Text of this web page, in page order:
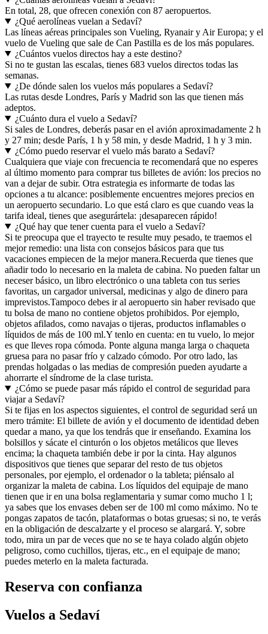
En total, 28, que ofrecen conexión con 87 aeropuertos.
¿Qué aerolíneas vuelan a Sedaví?
Las líneas aéreas principales son Vueling, Ryanair y Air Europa; y el
vuelo de Vueling que sale de Can Pastilla es de los más populares.
¿Cuántos vuelos directos hay a este destino?
Si no te gustan las escalas, tienes 683 vuelos directos todas las
semanas.
¿De dónde salen los vuelos más populares a Sedaví?
Las rutas desde Londres, París y Madrid son las que tienen más
adeptos.
¿Cuánto dura el vuelo a Sedaví?
Si sales de Londres, deberás pasar en el avión aproximadamente 2 h
y 27 min; desde París, 1 h y 58 min, y desde Madrid, 1 h y 3 min.
¿Cómo puedo reservar el vuelo más barato a Sedaví?
Cualquiera que viaje con frecuencia te recomendará que no esperes
al último momento para comprar tus billetes de avión: los precios no
van a dejar de subir. Otra estrategia es informarte de todas las
opciones a tu alcance: posiblemente encuentres mejores precios en
un aeropuerto secundario. Lo que está claro es que cuando veas la
tarifa ideal, tienes que asegurártela: ¡desaparecen rápido!
¿Qué hay que tener cuenta para el vuelo a Sedaví?
Si te preocupa que el trayecto te resulte muy pesado, te traemos el
mejor remedio: una lista con consejos básicos para que tus
vacaciones empiecen de la mejor manera.Recuerda que tienes que
añadir todo lo necesario en la maleta de cabina. No pueden faltar un
neceser básico, un libro electrónico o una tableta con tus series
favoritas, un cargador universal, medicinas y algo de dinero para
imprevistos.Tampoco debes ir al aeropuerto sin haber revisado que
tu bolsa de mano no contiene objetos prohibidos. Por ejemplo,
objetos afilados, como navajas o tijeras, productos inflamables o
líquidos de más de 100 ml.Y tenlo en cuenta: en tu vuelo, lo mejor
es que lleves ropa cómoda. Ponte alguna manga larga o chaqueta
gruesa para no pasar frío y calzado cómodo. Por otro lado, las
prendas holgadas o las medias de compresión pueden ayudarte a
ahorrarte el síndrome de la clase turista.
¿Cómo se puede pasar más rápido el control de seguridad para
viajar a Sedaví?
Si te fijas en los aspectos siguientes, el control de seguridad será un
mero trámite: El billete de avión y el documento de identidad deben
quedar a mano, ya que los tendrás que ir enseñando. Examina los
bolsillos y sácate el cinturón o los objetos metálicos que lleves
encima; la chaqueta también debe ir por la cinta. Hay algunos
dispositivos que tienes que separar del resto de tus objetos
personales, por ejemplo, el ordenador o la tableta; piénsalo al
organizar la maleta de cabina. Los líquidos del equipaje de mano
tienen que ir en una bolsa reglamentaria y sumar como mucho 1 l;
ya sabes que los envases deben ser de 100 ml como máximo. No te
pongas zapatos de tacón, plataformas o botas gruesas; si no, te verás
en la obligación de descalzarte y el proceso se alargará. Y, sobre
todo, mira un par de veces que no se te haya colado algún objeto
peligroso, como cuchillos, tijeras, etc., en el equipaje de mano;
puedes meterlo en la maleta facturada.
Reserva con confianza
Vuelos a Sedaví